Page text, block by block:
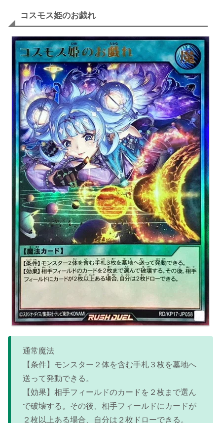
コスモス姫のお戯れ
通常魔法
【条件】モンスター２体を含む手札３枚を墓地へ
送って発動できる。
【効果】相手フィールドのカードを２枚まで選ん
で破壊する。その後、相手フィールドにカードが
２枚以上ある場合、自分は２枚ドローできる。